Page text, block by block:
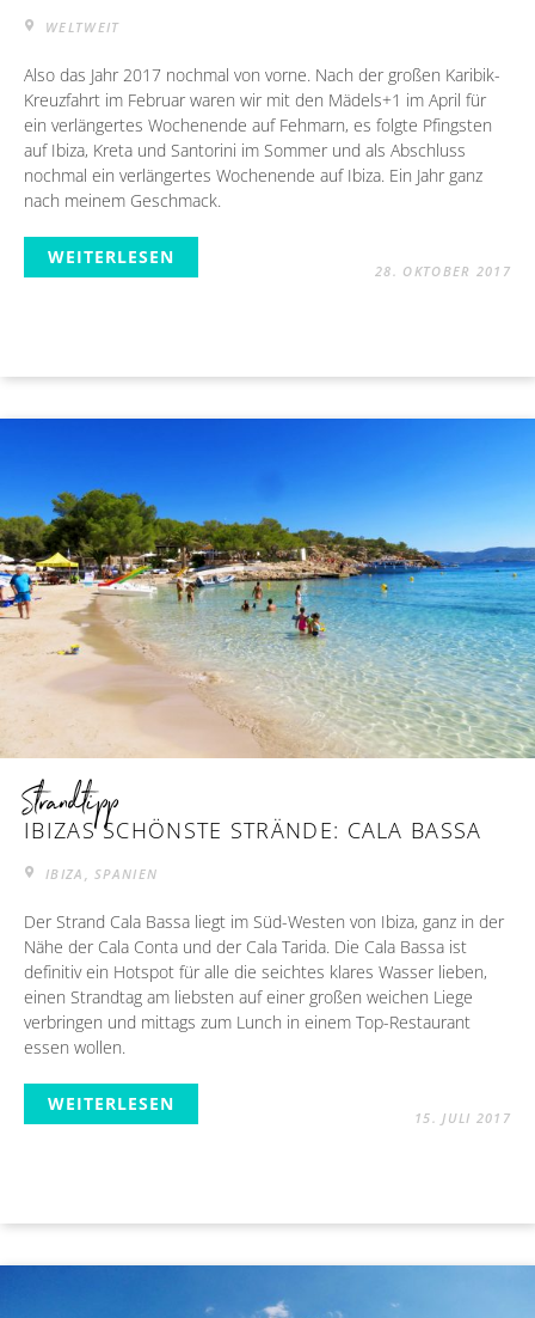
WELTWEIT
Also das Jahr 2017 nochmal von vorne. Nach der großen Karibik-
Kreuzfahrt im Februar waren wir mit den Mädels+1 im April für
ein verlängertes Wochenende auf Fehmarn, es folgte Pfingsten
auf Ibiza, Kreta und Santorini im Sommer und als Abschluss
nochmal ein verlängertes Wochenende auf Ibiza. Ein Jahr ganz
nach meinem Geschmack.
WEITERLESEN
28. OKTOBER 2017
Strandtipp
IBIZAS SCHÖNSTE STRÄNDE: CALA BASSA
IBIZA, SPANIEN
Der Strand Cala Bassa liegt im Süd-Westen von Ibiza, ganz in der
Nähe der Cala Conta und der Cala Tarida. Die Cala Bassa ist
definitiv ein Hotspot für alle die seichtes klares Wasser lieben,
einen Strandtag am liebsten auf einer großen weichen Liege
verbringen und mittags zum Lunch in einem Top-Restaurant
essen wollen.
WEITERLESEN
15. JULI 2017